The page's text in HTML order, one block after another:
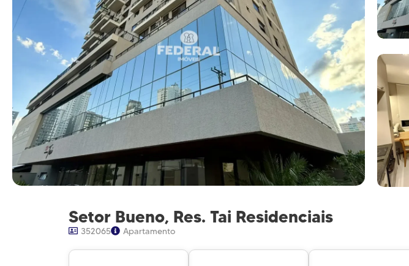
Setor Bueno, Res. Tai Residenciais
352065 Apartamento